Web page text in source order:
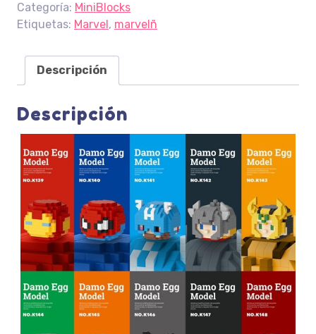
Categoría: MiniBlocks
Etiquetas: Marvel, marvelñ
Descripción
Descripción